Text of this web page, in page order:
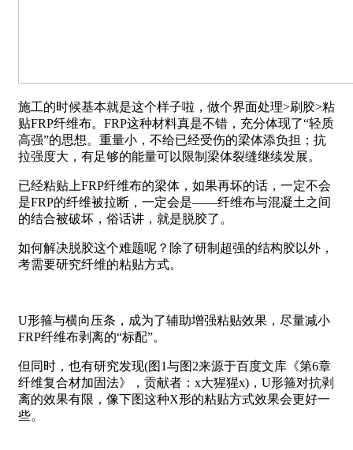
施工的时候基本就是这个样子啦，做个界面处理>刷胶>粘
贴FRP纤维布。FRP这种材料真是不错，充分体现了“轻质
高强”的思想。重量小，不给已经受伤的梁体添负担；抗
拉强度大，有足够的能量可以限制梁体裂缝继续发展。
已经粘贴上FRP纤维布的梁体，如果再坏的话，一定不会
是FRP的纤维被拉断，一定会是——纤维布与混凝土之间
的结合被破坏，俗话讲，就是脱胶了。
如何解决脱胶这个难题呢？除了研制超强的结构胶以外，
考需要研究纤维的粘贴方式。
U形箍与横向压条，成为了辅助增强粘贴效果，尽量减小
FRP纤维布剥离的“标配”。
但同时，也有研究发现(图1与图2来源于百度文库《第6章
纤维复合材加固法》，贡献者：x大猩猩x)，U形箍对抗剥
离的效果有限，像下图这种X形的粘贴方式效果会更好一
些。